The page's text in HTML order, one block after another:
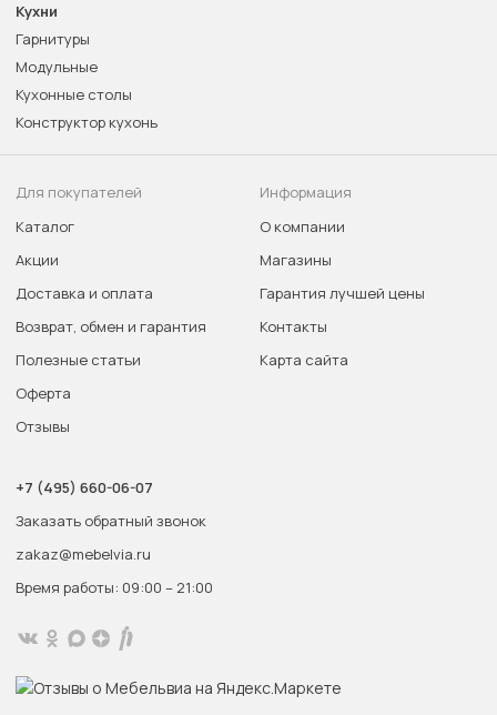
Кухни
Гарнитуры
Модульные
Кухонные столы
Конструктор кухонь
Для покупателей
Каталог
Акции
Доставка и оплата
Возврат, обмен и гарантия
Полезные статьи
Оферта
Отзывы
Информация
О компании
Магазины
Гарантия лучшей цены
Контакты
Карта сайта
+7 (495) 660-06-07
Заказать обратный звонок
zakaz@mebelvia.ru
Время работы: 09:00 – 21:00